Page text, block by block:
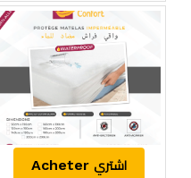
Acheter اشتري